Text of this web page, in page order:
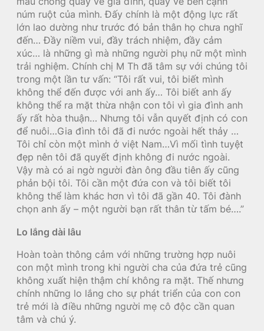
núm ruột của mình. Đấy chính là một động lực rất
lớn lao dường như trước đó bản thân họ chưa nghĩ
đến… Đầy niềm vui, đầy trách nhiệm, đầy cảm
xúc… là những gì mà những người phụ nữ một mình
trải nghiệm. Chính chị M Th đã tâm sự với chúng tôi
trong một lần tư vấn: “Tôi rất vui, tôi biết mình
không thể đến được với anh ấy… Tôi biết anh ấy
không thể ra mặt thừa nhận con tôi vì gia đình anh
ấy rất hòa thuận… Nhưng tôi vẫn quyết định có con
để nuôi…Gia đình tôi đã đi nước ngoài hết thảy …
Tôi chỉ còn một mình ở việt Nam…Vì mối tình tuyệt
đẹp nên tôi đã quyết định không đi nước ngoài.
Vậy mà có ai ngờ người đàn ông đầu tiên ấy cũng
phản bội tôi. Tôi cần một đứa con và tôi biết tôi
không thể làm khác hơn vì tôi đã gần 40. Tôi đành
chọn anh ấy – một người bạn rất thân từ tấm bé….”
Lo lắng dài lâu
Hoàn toàn thông cảm với những trường hợp nuôi
con một mình trong khi người cha của đứa trẻ cũng
không xuất hiện thậm chí không ra mặt. Thế nhưng
chính những lo lắng cho sự phát triển của con con
trẻ mới là điều những người mẹ cô độc cần quan
tâm và chú ý.